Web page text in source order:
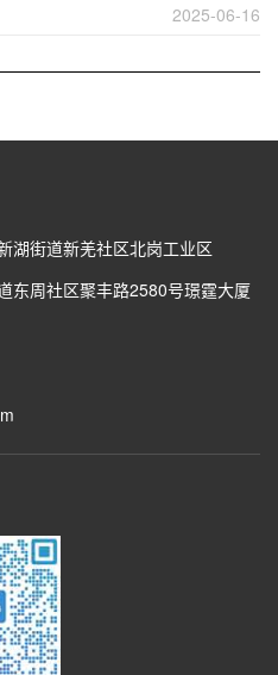
2025-06-16
湖街道新羌社区北岗工业区
东周社区聚丰路2580号璟霆大厦